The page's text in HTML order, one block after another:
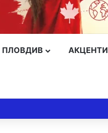
ПЛОВДИВ АКЦЕНТИ